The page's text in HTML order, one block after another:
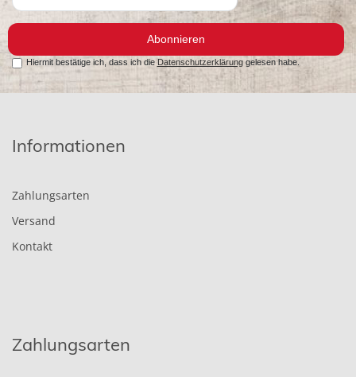
Abonnieren
Hiermit bestätige ich, dass ich die Datenschutzerklärunggelesen habe.
Informationen
Zahlungsarten
Versand
Kontakt
Zahlungsarten